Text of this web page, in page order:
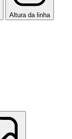
Altura da linha